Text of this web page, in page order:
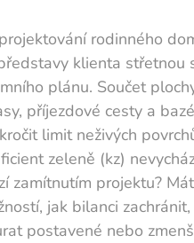
rodinného
klienta střetnou
plánu. Součet
příjezdové cesty a
limit neživých
zeleně (kz)
zamítnutím projektu?
jak bilanci
postavené nebo